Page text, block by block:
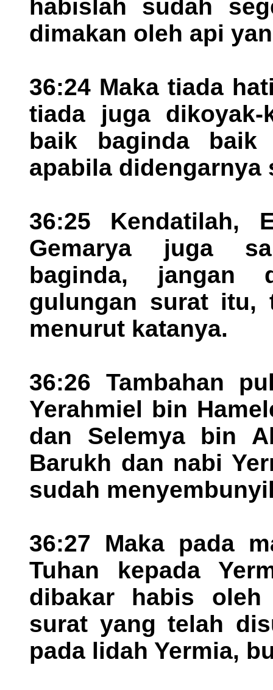
habislah sudah
dimakan oleh api
36:24 Maka tiada
tiada juga dikoyak-
baik baginda baik
apabila didengarnya
36:25 Kendatilah,
Gemarya juga
baginda, jangan
gulungan surat itu,
menurut katanya.
36:26 Tambahan
Yerahmiel bin
dan Selemya bin
Barukh dan nabi
sudah
36:27 Maka pada
Tuhan kepada
dibakar habis oleh
surat yang telah
pada lidah Yermia,